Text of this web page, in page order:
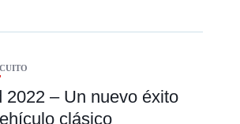
2022 – Un nuevo éxito
clásico